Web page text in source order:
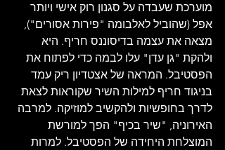
מוערכת שעבדה על סגנון רוק אישי ויותר
אפל (שהוביל לאלבומה "פירות אסורים"),
מצאה את עצמה בדיסוננס חריף. היא
ולהקת "גן עדן" עלו לבמה כדי לפתוח את
הפסטיבל. המראה של אצטדיון ריק עמד
בניגוד חריף למילות השיר שקוראות לצאת
לדרך בחופשיות ולהקשיב למוזיקה. למרבה
האירוניה, "שיר בכיף" הפך למורשת
המוצלחת היחידה של הפסטיבל. למרות